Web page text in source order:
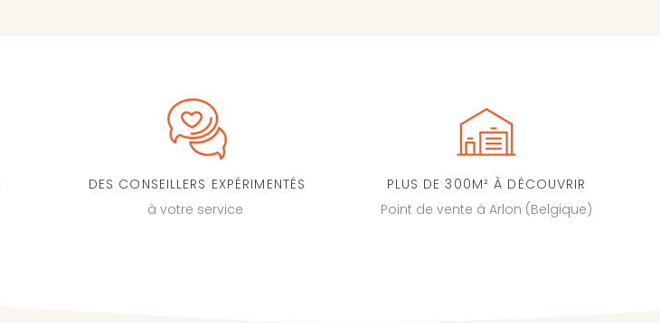
DES CONSEILLERS EXPÉRIMENTÉS
à votre service
PLUS DE 300M² À DÉCOUVRIR
Point de vente à Arlon (Belgique)